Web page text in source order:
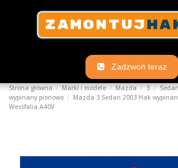
Zadzwoń teraz
Strona główna Marki i modele Mazda 3
wypinany pionowo
Mazda 3 Sedan 2003 Hak
Westfalia A40V